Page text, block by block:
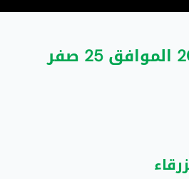
الأحد 9-8-2026 الموافق 25 صفر